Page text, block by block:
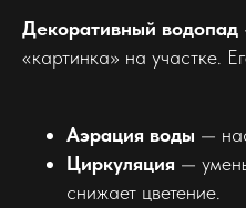
Декоративный водопад
«картинка» на участке.
Аэрация воды —
Циркуляция —
снижает цветение.